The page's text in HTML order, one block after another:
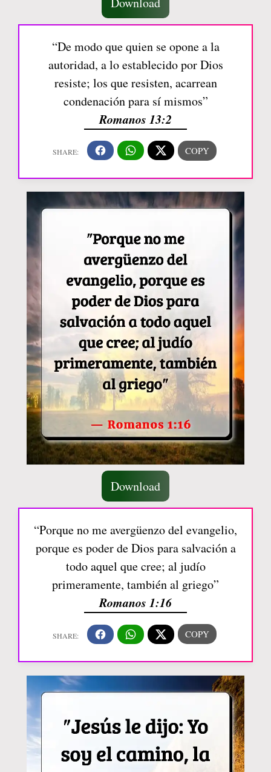
“De modo que quien se opone a la
autoridad, a lo establecido por Dios
resiste; los que resisten, acarrean
condenación para sí mismos”
Romanos 13:2
Download
“Porque no me avergüenzo del evangelio,
porque es poder de Dios para salvación a
todo aquel que cree; al judío
primeramente, también al griego”
Romanos 1:16